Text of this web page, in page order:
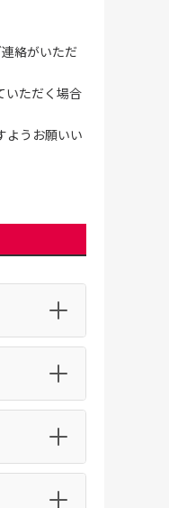
絡がいただ
いただく場合
ようお願いい